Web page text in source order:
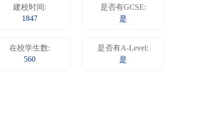
建校时间:
1847
是否有GCSE:
是
在校学生数:
560
是否有A-Level:
是